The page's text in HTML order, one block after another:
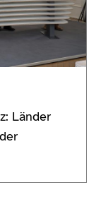
Länder